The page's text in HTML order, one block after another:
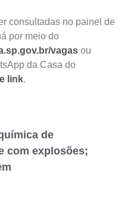
consultadas no painel de
por meio do
vagas ou
da Casa do
link.
de
com explosões;